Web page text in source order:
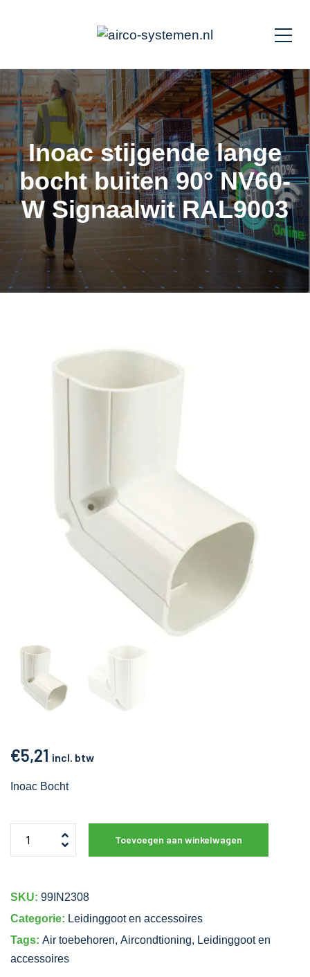
Inoac stijgende lange
bocht buiten 90° NV60-
W Signaalwit RAL9003
€5,21 incl. btw
Inoac Bocht
Toevoegen aan winkelwagen
SKU: 99IN2308
Categorie: Leidinggoot en accessoires
Tags: Air toebehoren, Aircondtioning, Leidinggoot en
accessoires